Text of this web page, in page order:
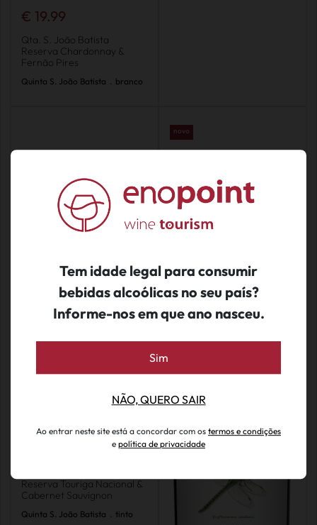
Tem idade legal para consumir
bebidas alcoólicas no seu país?
Informe-nos em que ano nasceu.
Sim
NÃO, QUERO SAIR
Ao entrar neste site está a concordar com os termos e condições
e política de privacidade
€ 19.99
Qta. S. João Batista
Reserva Chardonnay &
Fernão Pires
Quinta S. João Batista . branco
Reserva Touriga Nacional &
Cabernet Sauvignon
Quinta S. João Batista . tinto
novo